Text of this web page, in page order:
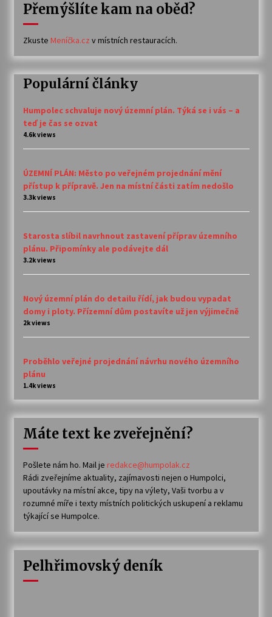
Přemýšlíte kam na oběd?
Zkuste Meníčka.cz v místních restauracích.
Populární články
Humpolec schvaluje nový územní plán. Týká se i vás – a
teď je čas se ozvat
4.6k views
ÚZEMNÍ PLÁN: Město po veřejném projednání mění
přístup k přípravě. Jen na místní části zatím nedošlo
3.3k views
Starosta slíbil navrhnout zastavení příprav územního
plánu. Připomínky ale podávejte dál
3.2k views
Nový územní plán do detailu řídí, jak budou vypadat
domy i ploty. Přízemní dům postavíte už jen výjimečně
2k views
Proběhlo veřejné projednání návrhu nového územního
plánu
1.4k views
Máte text ke zveřejnění?
Pošlete nám ho. Mail je redakce@humpolak.cz
Rádi zveřejníme aktuality, zajímavosti nejen o Humpolci,
upoutávky na místní akce, tipy na výlety, Vaši tvorbu a v
rozumné míře i texty místních politických uskupení a reklamu
týkající se Humpolce.
Pelhřimovský deník